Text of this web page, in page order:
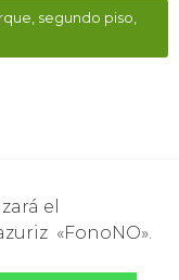
segundo piso,
«FonoNO».